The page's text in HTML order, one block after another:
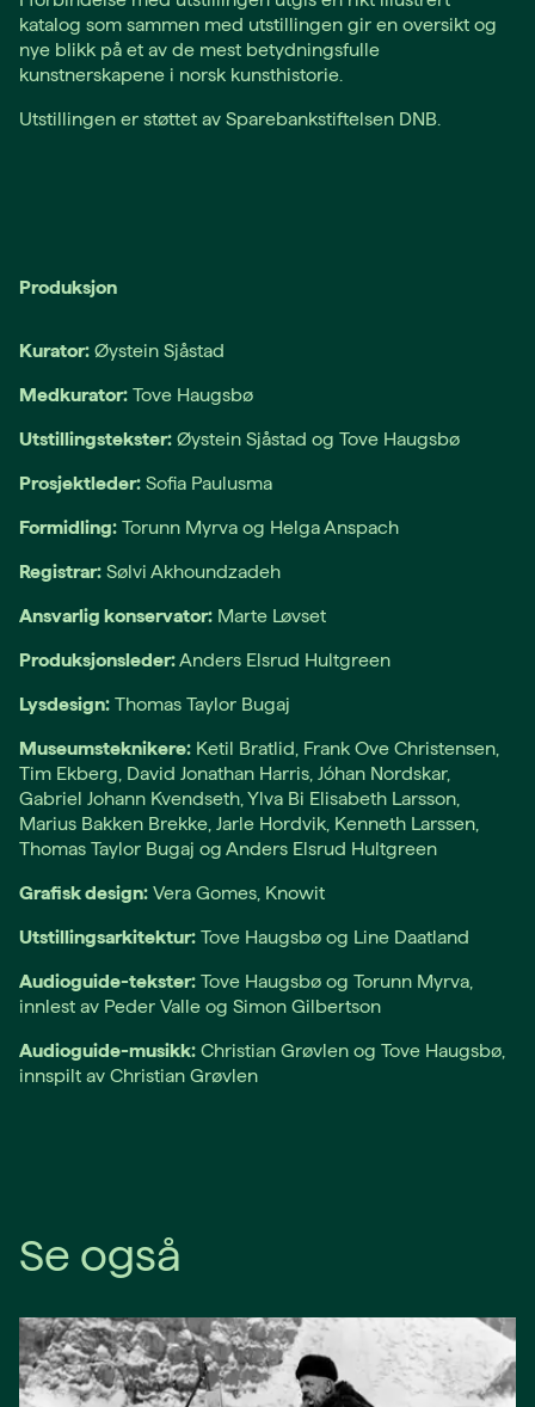
katalog som sammen med utstillingen gir en oversikt og
nye blikk på et av de mest betydningsfulle
kunstnerskapene i norsk kunsthistorie.
Utstillingen er støttet av Sparebankstiftelsen DNB.
Produksjon
Kurator: Øystein Sjåstad
Medkurator: Tove Haugsbø
Utstillingstekster: Øystein Sjåstad og Tove Haugsbø
Prosjektleder: Sofia Paulusma
Formidling: Torunn Myrva og Helga Anspach
Registrar: Sølvi Akhoundzadeh
Ansvarlig konservator: Marte Løvset
Produksjonsleder:Anders Elsrud Hultgreen
Lysdesign: Thomas Taylor Bugaj
Museumsteknikere: Ketil Bratlid, Frank Ove Christensen,
Tim Ekberg, David Jonathan Harris, Jóhan Nordskar,
Gabriel Johann Kvendseth, Ylva Bi Elisabeth Larsson,
Marius Bakken Brekke, Jarle Hordvik, Kenneth Larssen,
Thomas Taylor Bugaj og Anders Elsrud Hultgreen
Grafisk design: Vera Gomes, Knowit
Utstillingsarkitektur: Tove Haugsbø og Line Daatland
Audioguide-tekster: Tove Haugsbø og Torunn Myrva,
innlest av Peder Valle og Simon Gilbertson
Audioguide-musikk: Christian Grøvlen og Tove Haugsbø,
innspilt av Christian Grøvlen
Se også